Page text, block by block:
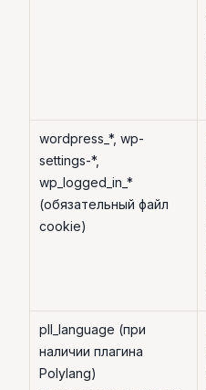
wordpress_*, wp-
settings-*,
wp_logged_in_*
(обязательный файл
cookie)
pll_language (при
наличии плагина
Polylang)